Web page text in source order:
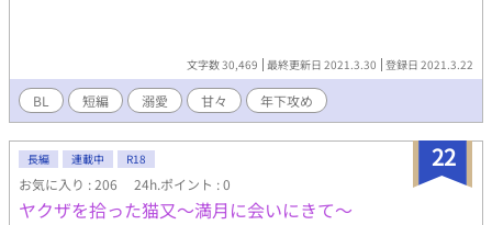
文字数 30,469 最終更新日 2021.3.30 登録日 2021.3.22
BL 短編 溺愛 甘々 年下攻め
22
長編 連載中 R18
お気に入り : 206 24h.ポイント : 0
ヤクザを拾った猫又～満月に会いにきて～